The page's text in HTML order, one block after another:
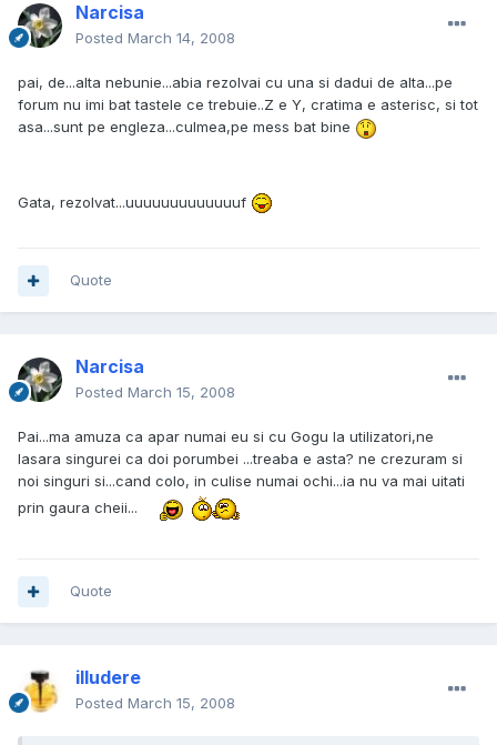
Narcisa
Posted March 14, 2008
pai, de...alta nebunie...abia rezolvai cu una si dadui de alta...pe
forum nu imi bat tastele ce trebuie..Z e Y, cratima e asterisc, si tot
asa...sunt pe engleza...culmea,pe mess bat bine
Gata, rezolvat...uuuuuuuuuuuuuf
Quote
Narcisa
Posted March 15, 2008
Pai...ma amuza ca apar numai eu si cu Gogu la utilizatori,ne
lasara singurei ca doi porumbei ...treaba e asta? ne crezuram si
noi singuri si...cand colo, in culise numai ochi...ia nu va mai uitati
prin gaura cheii...
Quote
illudere
Posted March 15, 2008